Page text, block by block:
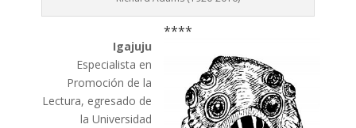
****
Igajuju
Especialista en
Promoción de la
Lectura, egresado de
la Universidad